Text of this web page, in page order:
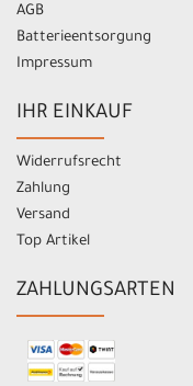
AGB
Batterieentsorgung
Impressum
IHR EINKAUF
Widerrufsrecht
Zahlung
Versand
Top Artikel
ZAHLUNGSARTEN